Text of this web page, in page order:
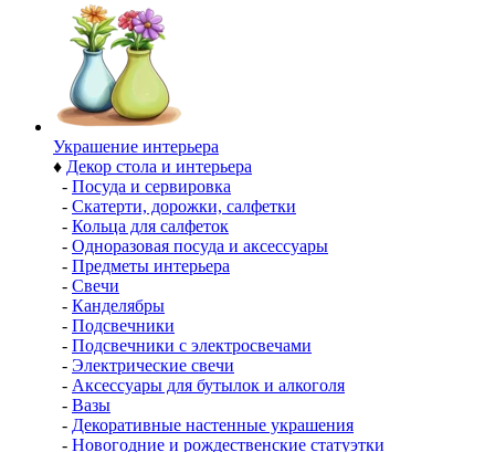
Украшение интерьера
♦ Декор стола и интерьера
- Посуда и сервировка
- Скатерти, дорожки, салфетки
- Кольца для салфеток
- Одноразовая посуда и аксессуары
- Предметы интерьера
- Свечи
- Канделябры
- Подсвечники
- Подсвечники с электросвечами
- Электрические свечи
- Аксессуары для бутылок и алкоголя
- Вазы
- Декоративные настенные украшения
- Новогодние и рождественские статуэтки